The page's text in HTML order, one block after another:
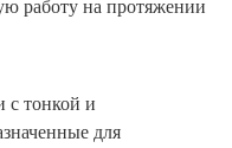
работу на протяжении
с тонкой и
для